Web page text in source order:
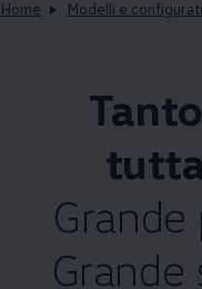
Home Modelli e
Grande